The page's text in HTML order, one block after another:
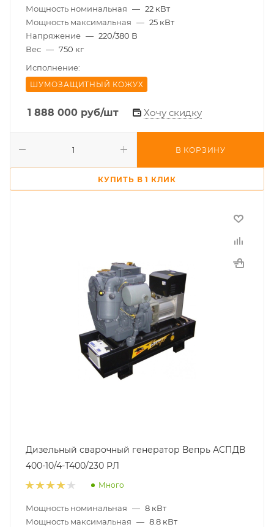
Мощность номинальная — 22 кВт
Мощность максимальная — 25 кВт
Напряжение — 220/380 В
Вес — 750 кг
Исполнение:
ШУМОЗАЩИТНЫЙ КОЖУХ
1 888 000 руб/шт Хочу скидку
В КОРЗИНУ
КУПИТЬ В 1 КЛИК
Дизельный сварочный генератор Вепрь АСПДВ
400-10/4-Т400/230 РЛ
Много
Мощность номинальная — 8 кВт
Мощность максимальная — 8.8 кВт